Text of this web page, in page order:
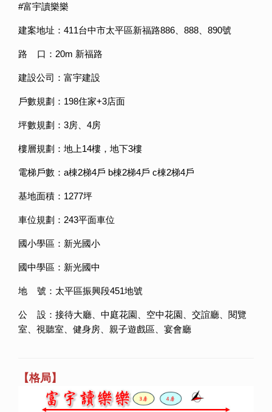
#富宇讀樂樂
建案地址：411台中市太平區新福路886、888、890號
路 口：20m 新福路
建設公司：富宇建設
戶數規劃：198住家+3店面
坪數規劃：3房、4房
樓層規劃：地上14樓，地下3樓
電梯戶數：a棟2梯4戶 b棟2梯4戶 c棟2梯4戶
基地面積：1277坪
車位規劃：243平面車位
國小學區：新光國小
國中學區：新光國中
地 號：太平區振興段451地號
公 設：接待大廳、中庭花園、空中花園、交誼廳、閱覽
室、視聽室、健身房、親子遊戲區、宴會廳
【格局】